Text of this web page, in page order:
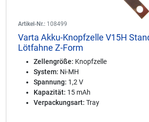
Artikel-Nr.: 108499
Varta Akku-Knopfzelle V15H
Lötfahne Z-Form
Zellengröße: Knopfzelle
System: Ni-MH
Spannung: 1,2 V
Kapazität: 15 mAh
Verpackungsart: Tray